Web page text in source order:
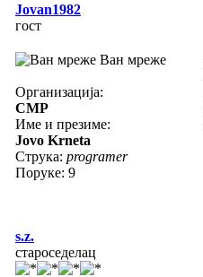
Jovan1982
гост
Ван мреже
Организација:
CMP
Име и презиме:
Jovo Krneta
Струка: programer
Поруке: 9
s.z.
староседелац